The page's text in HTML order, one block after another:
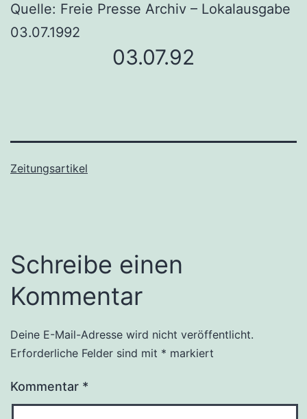
Quelle: Freie Presse Archiv – Lokalausgabe
03.07.1992
03.07.92
Zeitungsartikel
Schreibe einen
Kommentar
Deine E-Mail-Adresse wird nicht veröffentlicht.
Erforderliche Felder sind mit * markiert
Kommentar *